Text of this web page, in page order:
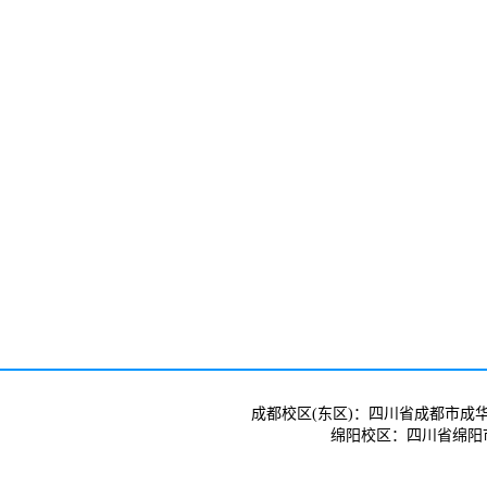
成都校区(东区)：四川省成都市成
绵阳校区：四川省绵